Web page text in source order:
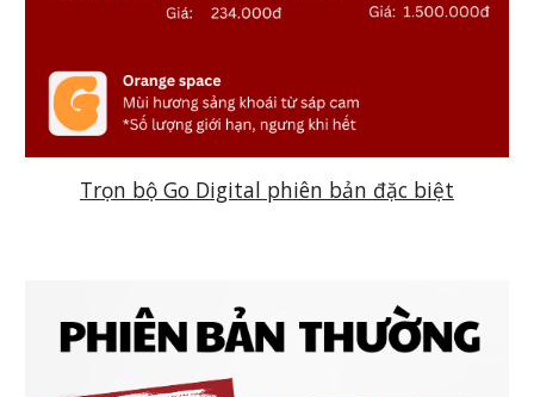
Trọn bộ Go Digital phiên bản đặc biệt